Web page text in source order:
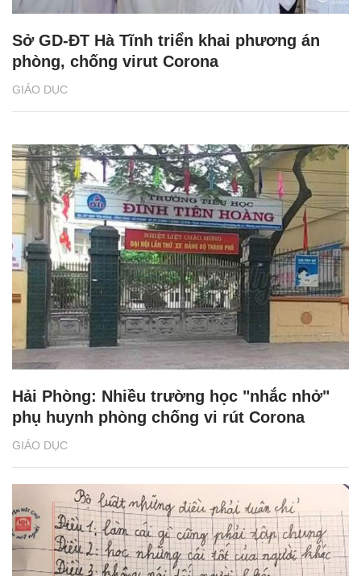
GIÁO DỤC
Sở GD-ĐT Hà Tĩnh triển khai phương án
phòng, chống virut Corona
GIÁO DỤC
Hải Phòng: Nhiều trường học "nhắc nhở"
phụ huynh phòng chống vi rút Corona